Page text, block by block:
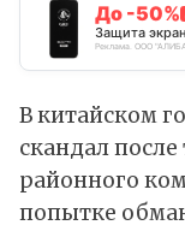
До -50%
Защита
Реклама. ООО
В китайском
скандал
районного
попытке